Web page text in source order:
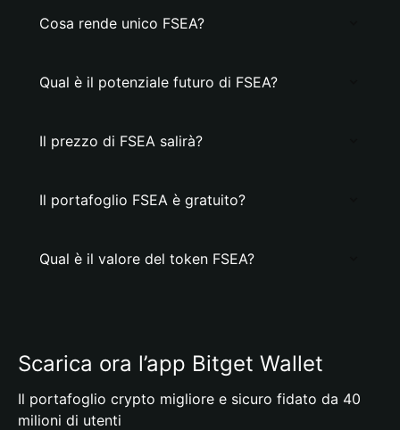
Cosa rende unico FSEA?
Qual è il potenziale futuro di FSEA?
Il prezzo di FSEA salirà?
Il portafoglio FSEA è gratuito?
Qual è il valore del token FSEA?
Scarica ora l’app Bitget Wallet
Il portafoglio crypto migliore e sicuro fidato da 40
milioni di utenti